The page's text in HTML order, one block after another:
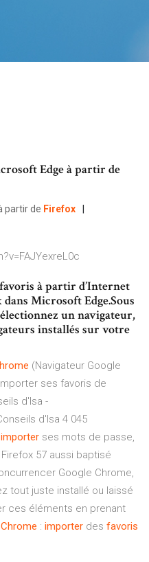
Edge à partir de
partir de Firefox
à partir d’Internet
Microsoft Edge.Sous
un navigateur,
installés sur votre
(Navigateur Google
ses favoris de
d'Isa -
d'Isa 4 045
importer ses mots de passe,
57 aussi baptisé
Google Chrome,
tout juste installé ou laissé
ces éléments en prenant
Chrome : importer des favoris